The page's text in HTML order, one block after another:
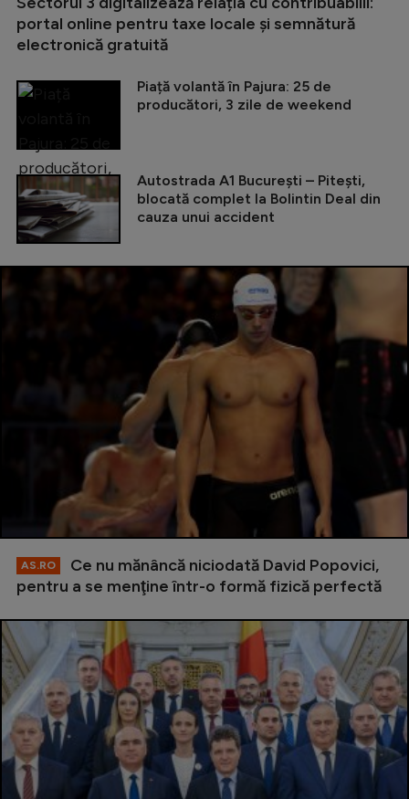
portal online pentru taxe locale și semnătură
electronică gratuită
Piață volantă în Pajura: 25 de
producători, 3 zile de weekend
Autostrada A1 București – Pitești,
blocată complet la Bolintin Deal din
cauza unui accident
AS.RO
Ce nu mănâncă niciodată David Popovici,
pentru a se menţine într-o formă fizică perfectă